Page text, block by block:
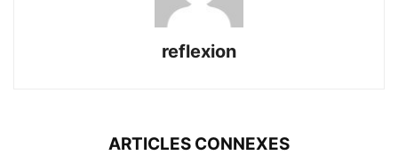
reflexion
ARTICLES CONNEXES